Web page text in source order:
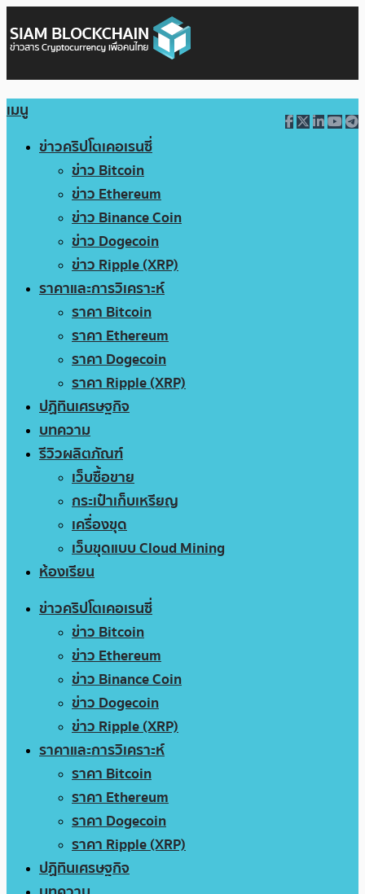
เมนู
ข่าวคริปโตเคอเรนซี่
ข่าว Bitcoin
ข่าว Ethereum
ข่าว Binance Coin
ข่าว Dogecoin
ข่าว Ripple (XRP)
ราคาและการวิเคราะห์
ราคา Bitcoin
ราคา Ethereum
ราคา Dogecoin
ราคา Ripple (XRP)
ปฏิทินเศรษฐกิจ
บทความ
รีวิวผลิตภัณฑ์
เว็บซื้อขาย
กระเป๋าเก็บเหรียญ
เครื่องขุด
เว็บขุดแบบ Cloud Mining
ห้องเรียน
ข่าวคริปโตเคอเรนซี่
ข่าว Bitcoin
ข่าว Ethereum
ข่าว Binance Coin
ข่าว Dogecoin
ข่าว Ripple (XRP)
ราคาและการวิเคราะห์
ราคา Bitcoin
ราคา Ethereum
ราคา Dogecoin
ราคา Ripple (XRP)
ปฏิทินเศรษฐกิจ